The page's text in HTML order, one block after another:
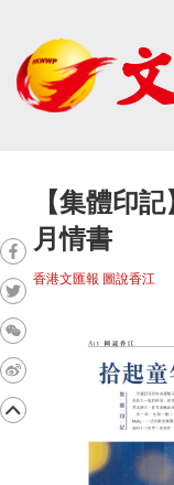
【集體印
月情書
香港文匯報 圖說香江